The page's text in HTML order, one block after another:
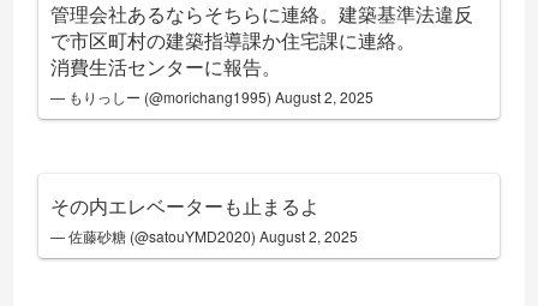
管理会社あるならそちらに連絡。建築基準法違反
で市区町村の建築指導課か住宅課に連絡。
消費生活センターに報告。
— もりっしー (@morichang1995)August 2, 2025
その内エレベーターも止まるよ
— 佐藤砂糖 (@satouYMD2020)August 2, 2025